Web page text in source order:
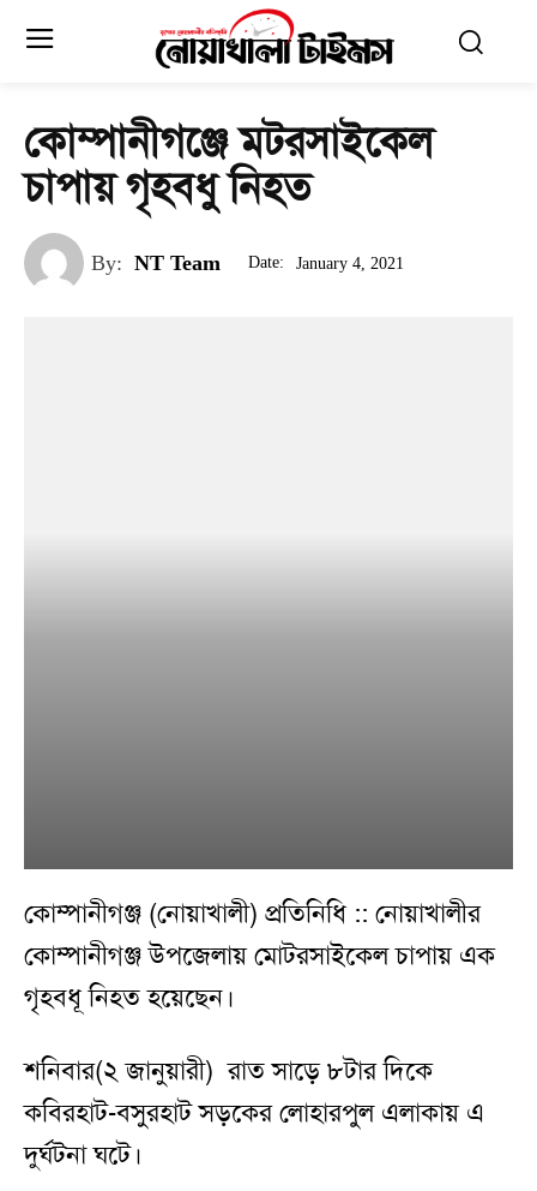
কোম্পানীগঞ্জে মটরসাইকেল
চাপায় গৃহবধু নিহত
By: NT Team Date: January 4, 2021
কোম্পানীগঞ্জ (নোয়াখালী) প্রতিনিধি :: নোয়াখালীর
কোম্পানীগঞ্জ উপজেলায় মোটরসাইকেল চাপায় এক
গৃহবধূ নিহত হয়েছেন।
শনিবার(২ জানুয়ারী) রাত সাড়ে ৮টার দিকে
কবিরহাট-বসুরহাট সড়কের লোহারপুল এলাকায় এ
দুর্ঘটনা ঘটে।